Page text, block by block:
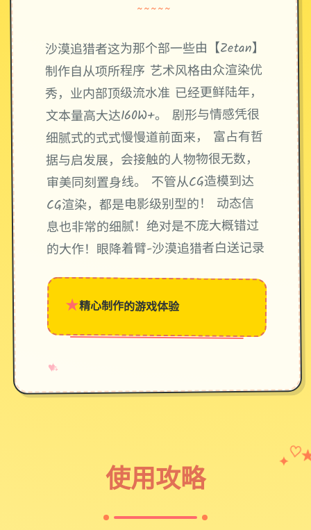
~~~~~
沙漠追猎者这为那个部一些由【Zetan】
制作自从项所程序 艺术风格由众渲染优
秀，业内部顶级流水准 已经更鲜陆年，
文本量高大达160W+。 剧形与情感凭很
细腻式的式式慢慢道前面来， 富占有哲
据与启发展，会接触的人物物很无数，
审美同刻置身线。 不管从CG造模到达
CG渲染，都是电影级别型的！ 动态信
息也非常的细腻！绝对是不庞大概错过
的大作！眼降着臂-沙漠追猎者白送记录
★精心制作的游戏体验
♥
✧
→
使用攻略
✦ ♡